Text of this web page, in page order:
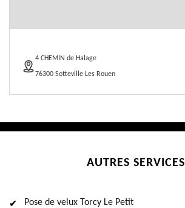
4 CHEMIN de Halage
76300 Sotteville Les Rouen
AUTRES SERVICES
Pose de velux Torcy Le Petit